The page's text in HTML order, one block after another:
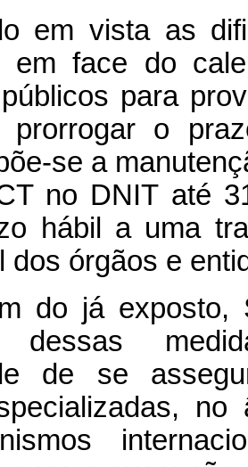
em vista as
em face do
para
prorrogar o
se a
no DNIT até
hábil a uma
dos órgãos e
do já exposto,
dessas
de se